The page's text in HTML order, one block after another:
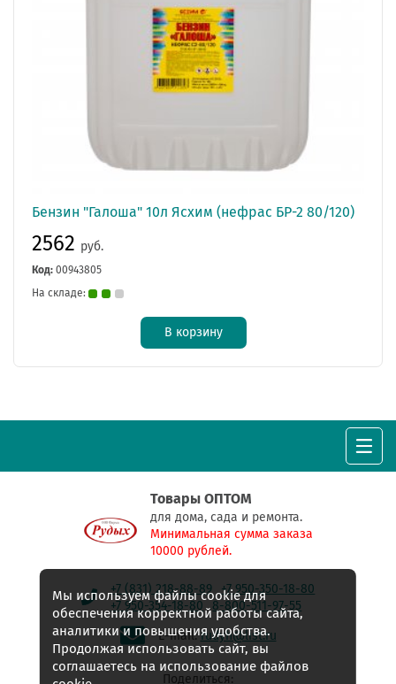
Бензин "Галоша" 10л Ясхим (нефрас БР-2 80/120)
2562 руб.
Код: 00943805
На складе:
В корзину
Товары ОПТОМ
для дома, сада и ремонта.
Минимальная сумма заказа
10000 рублей.
+7 (831) 218-88-89
+7 950-350-18-80
+7 950-354-18-80
8-800-511-97-55
E-mail:rudyh@list.ru
Поделиться:
Мы используем файлы cookie для
обеспечения корректной работы сайта,
аналитики и повышения удобства.
Продолжая использовать сайт, вы
соглашаетесь на использование файлов